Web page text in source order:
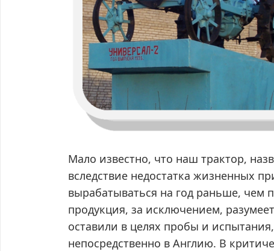
Мало известно, что наш трактор,
вследствие недостатка жизненных
вырабатываться на год раньше, чем
продукция, за исключением,
оставили в целях пробы и
непосредственно в Англию. В